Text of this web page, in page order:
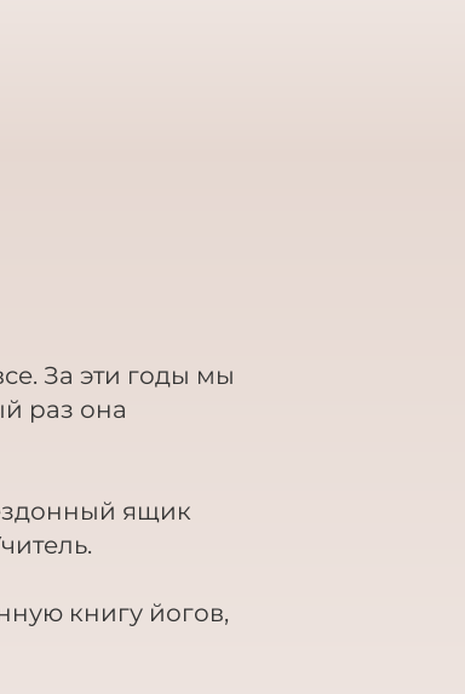
За эти годы мы
раз она
ящик
книгу йогов,